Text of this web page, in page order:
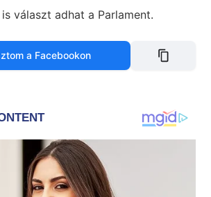
választ adhat a Parlament.
a Facebookon